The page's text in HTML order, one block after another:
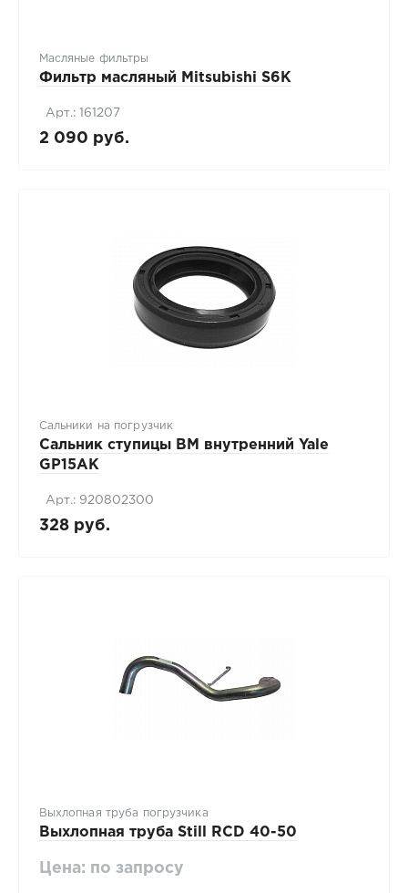
Масляные фильтры
Фильтр масляный Mitsubishi S6K
Арт.: 161207
2 090 руб.
Сальники на погрузчик
Сальник ступицы ВМ внутренний Yale
GP15AK
Арт.: 920802300
328 руб.
Выхлопная труба погрузчика
Выхлопная труба Still RCD 40-50
Цена: по запросу